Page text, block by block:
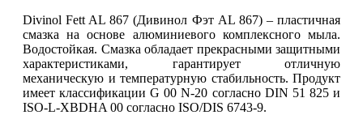
Divinol Fett AL 867 (Дивинол Фэт AL 867) – пластичная
смазка на основе алюминиевого комплексного мыла.
Водостойкая. Смазка обладает прекрасными защитными
характеристиками, гарантирует отличную
механическую и температурную стабильность. Продукт
имеет классификации G 00 N-20 согласно DIN 51 825 и
ISO-L-XBDHA 00 согласно ISO/DIS 6743-9.